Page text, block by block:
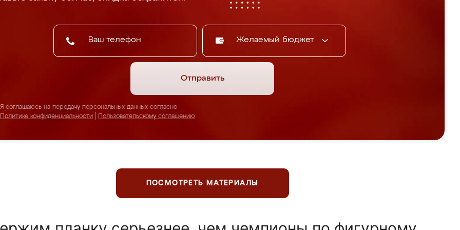
Желаемый бюджет
Отправить
Я соглашаюсь на передачу персональных данных согласно
Политике конфиденциальности
Пользовательскому соглашению
ПОСМОТРЕТЬ МАТЕРИАЛЫ